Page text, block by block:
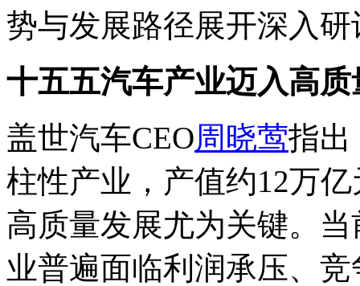
势与发展路径展开深入研
十五五汽车产业迈入高
盖世汽车CEO周晓莺指出
柱性产业，产值约12万
高质量发展尤为关键。
业普遍面临利润承压、